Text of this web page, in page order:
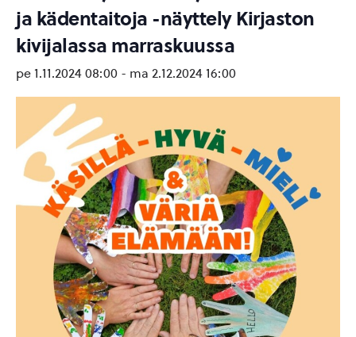
ja kädentaitoja -näyttely Kirjaston
kivijalassa marraskuussa
pe 1.11.2024 08:00 - ma 2.12.2024 16:00